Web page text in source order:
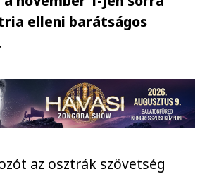
elleni barátságos
az osztrák szövetség